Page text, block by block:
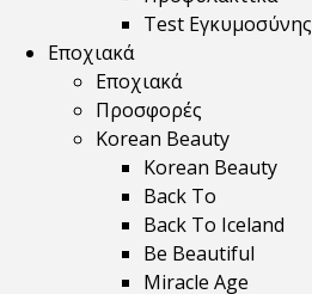
Test Εγκυμοσύνης
Εποχιακά
Εποχιακά
Προσφορές
Korean Beauty
Korean Beauty
Back To
Back To Iceland
Be Beautiful
Miracle Age